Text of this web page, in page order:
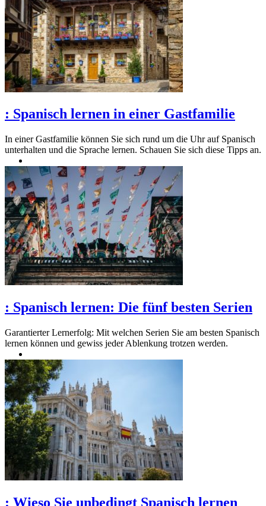
: Spanisch lernen in einer Gastfamilie
In einer Gastfamilie können Sie sich rund um die Uhr auf Spanisch
unterhalten und die Sprache lernen. Schauen Sie sich diese Tipps an.
: Spanisch lernen: Die fünf besten Serien
Garantierter Lernerfolg: Mit welchen Serien Sie am besten Spanisch
lernen können und gewiss jeder Ablenkung trotzen werden.
: Wieso Sie unbedingt Spanisch lernen